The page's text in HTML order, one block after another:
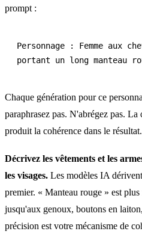
prompt :
Personnage : Femme
Chaque génération pour ce
paraphrasez pas. N'abrégez pas.
produit la cohérence dans le résultat.
Décrivez les vêtements et les
les visages. Les modèles IA
premier. « Manteau rouge » est
jusqu'aux genoux, boutons en
précision est votre mécanisme de